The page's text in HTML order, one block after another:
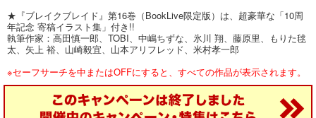
★『ブレイクブレイド』第16巻（BookLive限定版）は、超豪華な「10周
年記念 寄稿イラスト集」付き!!
執筆作家：高田慎一郎、TOBI、中嶋ちずな、氷川 翔、藤原里、もりた毬
太、矢上 裕、山崎毅宜、山本アリフレッド、米村孝一郎
※セーフサーチを中またはOFFにすると、すべての作品が表示されます。